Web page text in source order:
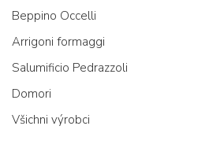
Beppino Occelli
Arrigoni formaggi
Salumificio Pedrazzoli
Domori
Všichni výrobci